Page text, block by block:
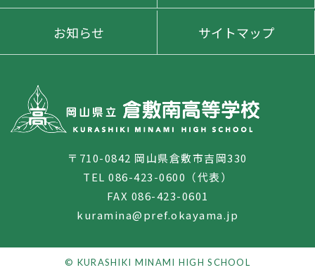
〒710-0842 岡山県倉敷市吉岡330
TEL 086-423-0600（代表）
FAX 086-423-0601
kuramina@pref.okayama.jp
お知らせ サイトマップ
© KURASHIKI MINAMI HIGH SCHOOL